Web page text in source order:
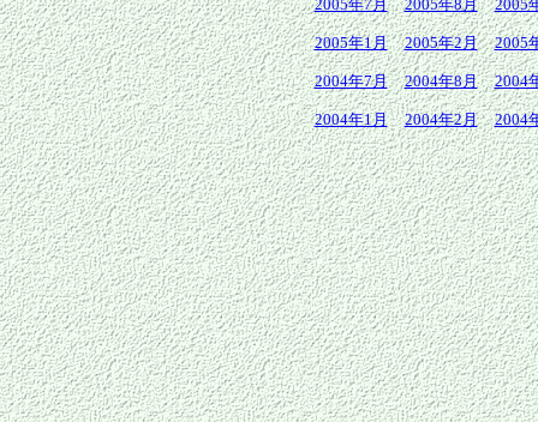
2005年7月 2005年8月 2005
2005年1月 2005年2月 2005
2004年7月 2004年8月 2004
2004年1月 2004年2月 2004